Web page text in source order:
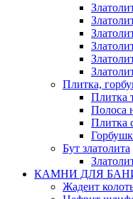
Плитка,
Плитка
Полоса
Плитка
Бут златолита
КАМНИ ДЛЯ
Жадеит